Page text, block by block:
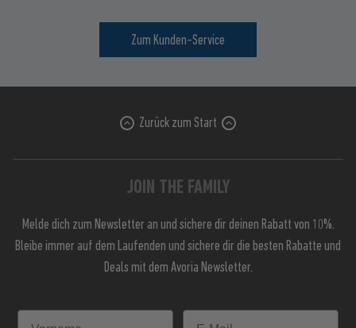
Zum Kunden-Service
Zurück zum Start
JOIN THE FAMILY
Melde dich zum Newsletter an und sichere dir deinen Rabatt von 10%.
Bleibe immer auf dem Laufenden und sichere dir die besten Rabatte und
Deals mit dem Avoria Newsletter.